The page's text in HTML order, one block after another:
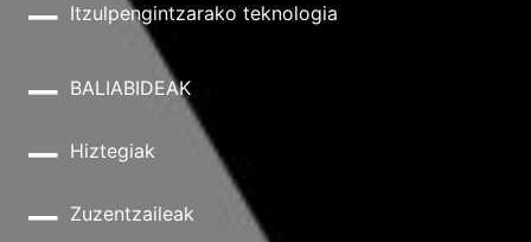
Itzulpengintzarako teknologia
BALIABIDEAK
Hiztegiak
Zuzentzaileak